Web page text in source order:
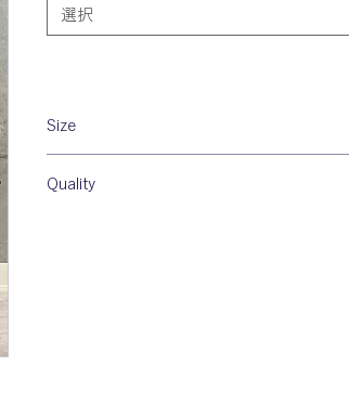
選択
Size
身幅：40cm
Quality